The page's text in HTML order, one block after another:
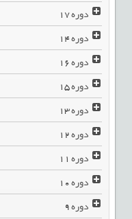
دوره17
دوره14
دوره16
دوره15
دوره13
دوره12
دوره11
دوره10
دوره9